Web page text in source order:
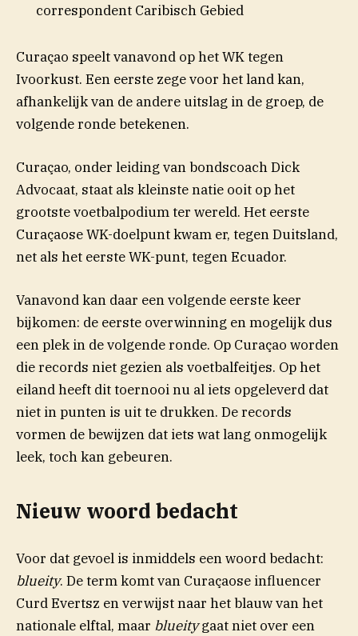
correspondent Caribisch Gebied
Curaçao speelt vanavond op het WK tegen
Ivoorkust. Een eerste zege voor het land kan,
afhankelijk van de andere uitslag in de groep, de
volgende ronde betekenen.
Curaçao, onder leiding van bondscoach Dick
Advocaat, staat als kleinste natie ooit op het
grootste voetbalpodium ter wereld. Het eerste
Curaçaose WK-doelpunt kwam er, tegen Duitsland,
net als het eerste WK-punt, tegen Ecuador.
Vanavond kan daar een volgende eerste keer
bijkomen: de eerste overwinning en mogelijk dus
een plek in de volgende ronde. Op Curaçao worden
die records niet gezien als voetbalfeitjes. Op het
eiland heeft dit toernooi nu al iets opgeleverd dat
niet in punten is uit te drukken. De records
vormen de bewijzen dat iets wat lang onmogelijk
leek, toch kan gebeuren.
Nieuw woord bedacht
Voor dat gevoel is inmiddels een woord bedacht:
blueity. De term komt van Curaçaose influencer
Curd Evertsz en verwijst naar het blauw van het
nationale elftal, maar blueitygaat niet over een